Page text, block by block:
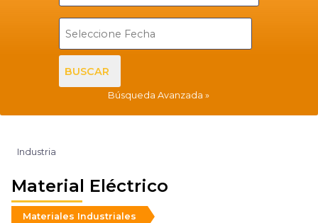
BUSCAR
Búsqueda Avanzada
Industria
Material Eléctrico
Materiales Industriales